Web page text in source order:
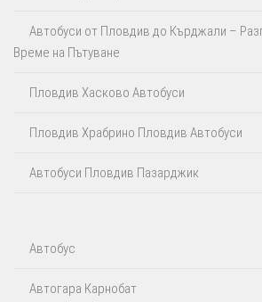
Автобуси от Пловдив до Кърджали –
Време на Пътуване
Пловдив Хасково Автобуси
Пловдив Храбрино Пловдив Автобуси
Автобуси Пловдив Пазарджик
Автобус
Автогара Карнобат